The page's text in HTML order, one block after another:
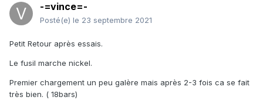
-=vince=-
Posté(e) le 23 septembre 2021
Petit Retour après essais.
Le fusil marche nickel.
Premier chargement un peu galère mais après 2-3 fois ca se fait
très bien. ( 18bars)